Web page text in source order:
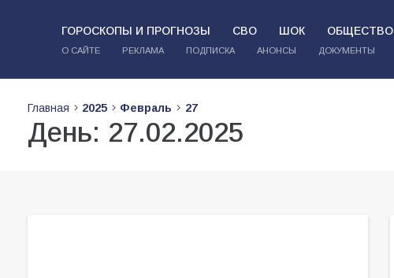
ГОРОСКОПЫ И ПРОГНОЗЫ СВО ШОК ОБЩЕСТВО
О САЙТЕ РЕКЛАМА ПОДПИСКА АНОНСЫ ДОКУМЕНТЫ
Главная 2025 Февраль 27
День: 27.02.2025